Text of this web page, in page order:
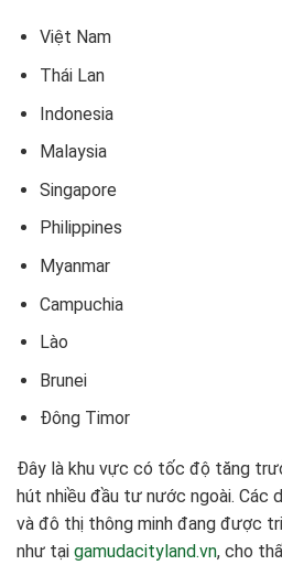
Việt Nam
Thái Lan
Indonesia
Malaysia
Singapore
Philippines
Myanmar
Campuchia
Lào
Brunei
Đông Timor
Đây là khu vực có tốc độ tăng
hút nhiều đầu tư nước ngoài. Các
và đô thị thông minh đang được
như tại gamudacityland.vn, cho